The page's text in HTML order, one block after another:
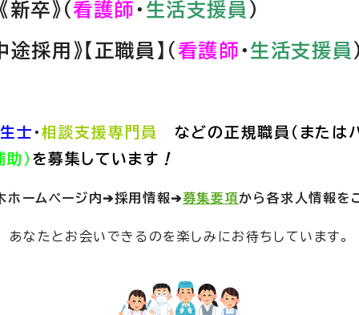
卒》（看護師 ・ 生活支援員 ）
採用》【正職員】（ 看護師 ・ 生活支援員 ）
士 ・ 相談支援専門員 などの正規職員（または
） を募集しています ！
ホームページ内➔採用情報➔募集要項から各求人情報を
あなたとお会いできるのを楽しみにお待ちしています。